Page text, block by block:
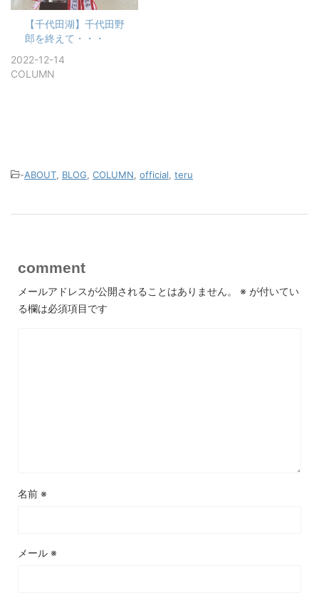
【千代田湖】千代田野
郎を終えて・・・
2022-12-14
COLUMN
-ABOUT BLOG COLUMN official teru
comment
メールアドレスが公開されることはありません。 ※ が付いてい
る欄は必須項目です
名前 ※
メール ※